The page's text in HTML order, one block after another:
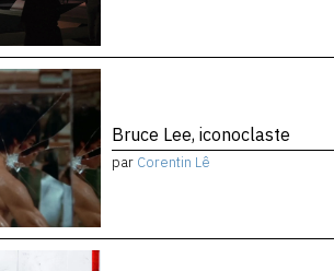
Bruce Lee, iconoclaste
par Corentin Lê